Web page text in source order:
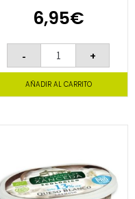
6,95€
- +
AÑADIR AL CARRITO